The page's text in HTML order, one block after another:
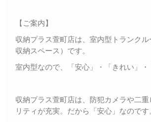
【ご案内】
収納プラス萱町店は、室内型トランク
収納スペース）です。
室内型なので、「安心」・「きれい」・
収納プラス萱町店は、防犯カメラや二重
リティが充実。だから「安心」なのです